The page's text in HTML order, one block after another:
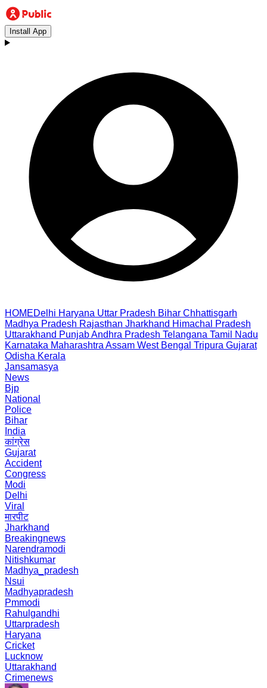
Install App
HOMEDelhi Haryana Uttar Pradesh Bihar Chhattisgarh
Madhya Pradesh Rajasthan Jharkhand Himachal Pradesh
Uttarakhand PunjabAndhra Pradesh Telangana Tamil Nadu
Karnataka Maharashtra Assam West Bengal Tripura Gujarat
Odisha Kerala
Jansamasya
News
Bjp
National
Police
Bihar
India
कांग्रेस
Gujarat
Accident
Congress
Modi
Delhi
Viral
मारपीट
Jharkhand
Breakingnews
Narendramodi
Nitishkumar
Madhya_pradesh
Nsui
Madhyapradesh
Pmmodi
Rahulgandhi
Uttarpradesh
Haryana
Cricket
Lucknow
Uttarakhand
Crimenews